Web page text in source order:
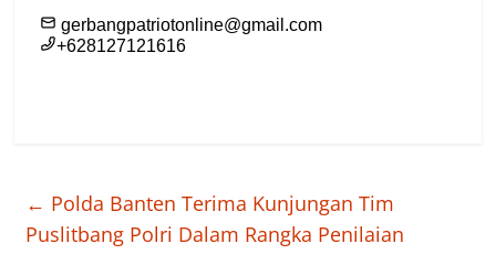
← Polda Banten Terima Kunjungan Tim
Puslitbang Polri Dalam Rangka Penilaian